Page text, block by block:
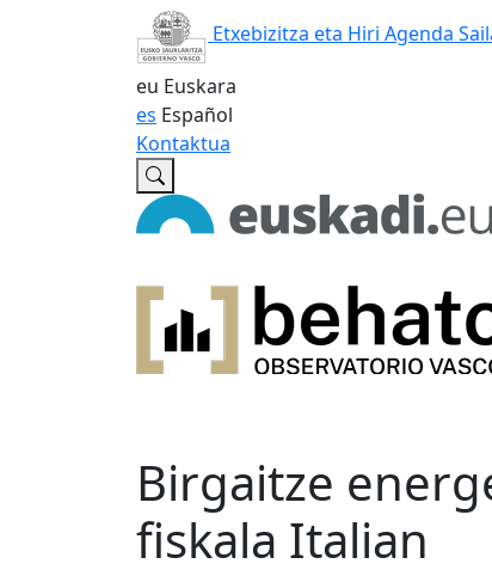
Etxebizitza eta Hiri Agenda
eu Euskara
es Español
Kontaktua
Birgaitze
fiskala Italian